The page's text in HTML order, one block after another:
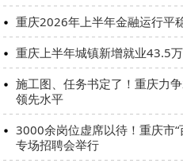
重庆2026年上半年金融运行平
重庆上半年城镇新增就业43.5
施工图、任务书定了！重庆力
领先水平
3000余岗位虚席以待！重庆市
专场招聘会举行